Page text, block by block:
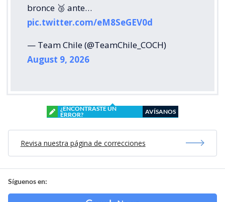
bronce 🥉 ante…
pic.twitter.com/eM8SeGEV0d
— Team Chile (@TeamChile_COCH)
August 9, 2026
¿ENCONTRASTE UN
ERROR?
AVÍSANOS
Revisa nuestra página de correcciones
Síguenos en: